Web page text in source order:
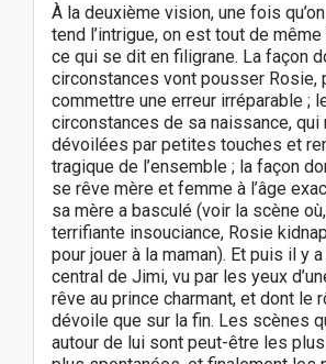
À la deuxième vision, une fois
tend l’intrigue, on est tout de
ce qui se dit en filigrane. La façon
circonstances vont pousser Rosie,
commettre une erreur irréparable ;
circonstances de sa naissance, qui
dévoilées par petites touches et
tragique de l’ensemble ; la façon
se rêve mère et femme à l’âge
sa mère a basculé (voir la scène
terrifiante insouciance, Rosie
pour jouer à la maman). Et puis il y
central de Jimi, vu par les yeux
rêve au prince charmant, et dont le
dévoile que sur la fin. Les scènes
autour de lui sont peut-être les